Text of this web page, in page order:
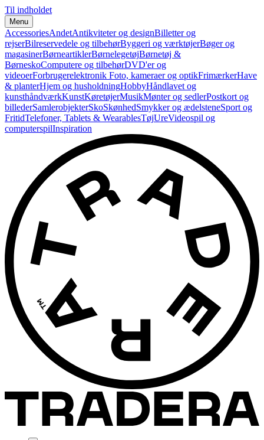
Til indholdet
Menu
AccessoriesAndetAntikviteter og designBilletter og
rejserBilreservedele og tilbehørByggeri og værktøjerBøger og
magasinerBørneartiklerBørnelegetøjBørnetøj &
BørneskoComputere og tilbehørDVD'er og
videoerForbrugerelektronik Foto, kameraer og optikFrimærkerHave
& planterHjem og husholdningHobbyHåndlavet og
kunsthåndværkKunstKøretøjerMusikMønter og sedlerPostkort og
billederSamlerobjekterSkoSkønhedSmykker og ædelsteneSport og
FritidTelefoner, Tablets & WearablesTøjUreVideospil og
computerspilInspiration